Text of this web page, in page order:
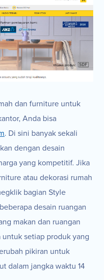
dan furniture untuk
Anda bisa
. Di sini banyak sekali
dengan desain
yang kompetitif. Jika
atau dekorasi rumah
bagian Style
desain ruangan
makan dan ruangan
setiap produk yang
pikiran untuk
dalam jangka waktu 14